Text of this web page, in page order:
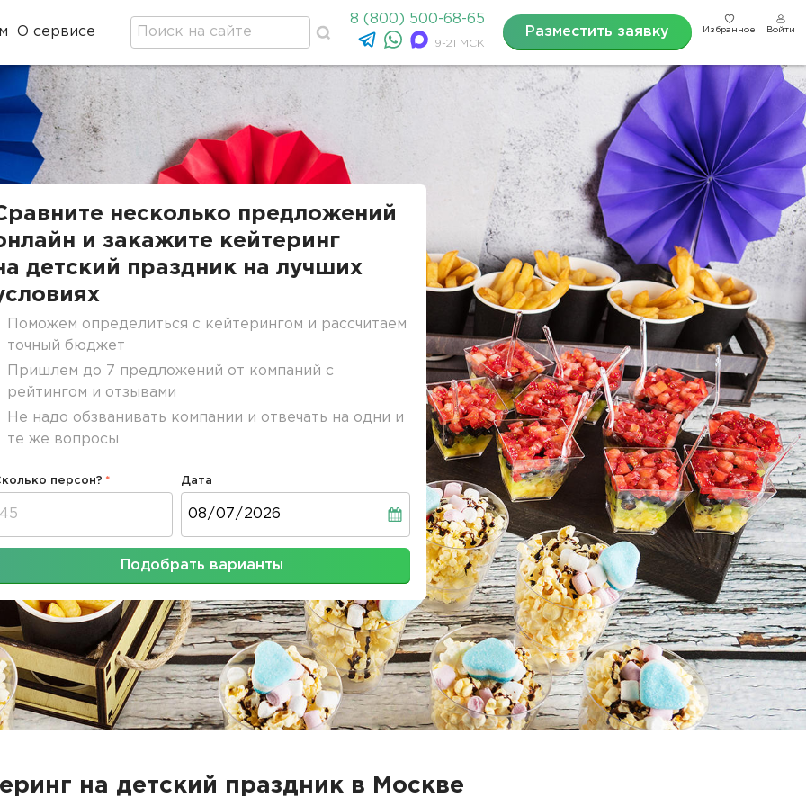
О сервисе
8 (800) 500-68-65
9-21 МСК
Разместить заявку Избранное Войти
несколько предложений
и закажите кейтеринг
детский праздник на лучших
Поможем определиться с кейтерингом и рассчитаем
точный бюджет
Пришлем до 7 предложений от компаний с
рейтингом и отзывами
Не надо обзванивать компании и отвечать на одни и
те же вопросы
персон? Дата
Подобрать варианты
на детский праздник в Москве